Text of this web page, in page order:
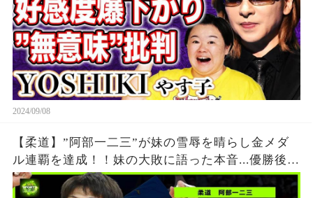
2024/09/08
【柔道】”阿部一二三”が妹の雪辱を晴らし金メダ
ル連覇を達成！！妹の大敗に語った本音...優勝後に
流した涙に日本国民が涙腺崩壊！！阿部兄弟を支
え続けた恩師との約束の真相とは...